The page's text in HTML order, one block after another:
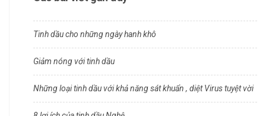
Tinh dầu cho những ngày hanh khô
Giảm nóng với tinh dầu
Những loại tinh dầu với khả năng sát khuẩn , diệt Virus tuyệt vời